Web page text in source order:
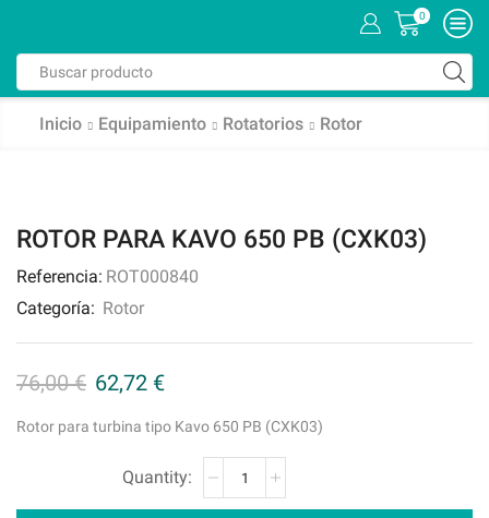
0
Inicio Equipamiento Rotatorios Rotor
ROTOR PARA KAVO 650 PB (CXK03)
Referencia: ROT000840
Categoría: Rotor
76,00€ 62,72 €
Rotor para turbina tipo Kavo 650 PB (CXK03)